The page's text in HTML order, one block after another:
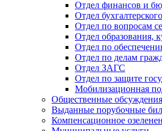
Отдел финансов и
Отдел
Отдел по вопросам
Отдел образования,
Отдел по
Отдел по делам
Отдел ЗАГС
Отдел по защите
Мобилизационная
Общественные обсуждения
Выданные порубочные
Компенсационное